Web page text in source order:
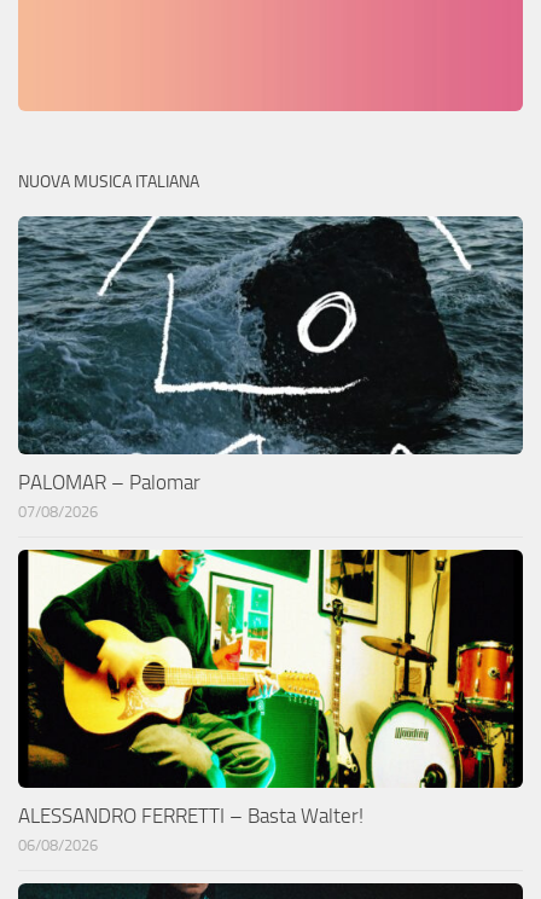
NUOVA MUSICA ITALIANA
PALOMAR – Palomar
07/08/2026
ALESSANDRO FERRETTI – Basta Walter!
06/08/2026